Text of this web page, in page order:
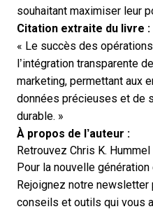
souhaitant maximiser leur
Citation extraite du livre :
« Le succès des
l’intégration transparente
marketing, permettant aux
données précieuses et de
durable. »
À propos de l’auteur :
Retrouvez Chris K. Hummel
Pour la nouvelle génération
Rejoignez notre
conseils et outils qui vous